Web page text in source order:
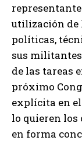
utilización de
políticas,
sus
de las tareas
próximo
explícita en el
lo quieren los
en forma